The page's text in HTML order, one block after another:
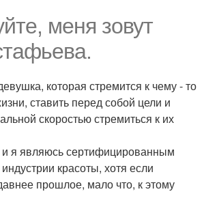
меня зовут
которая стремится к чему - то
ставить перед собой цели и
скоростью стремиться к их
я являюсь сертифицированным
красоты, хотя если
прошлое, мало что, к этому